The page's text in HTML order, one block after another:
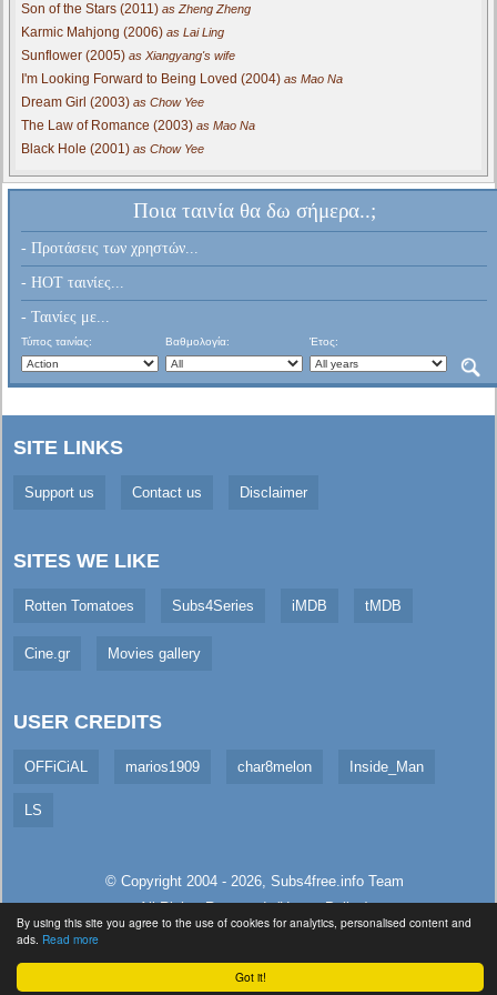
Got it!
By using this site you agree to the use of cookies for analytics, personalised content and
ads. Read more
Son of the Stars (2011) as Zheng Zheng
Karmic Mahjong (2006) as Lai Ling
Sunflower (2005) as Xiangyang's wife
I'm Looking Forward to Being Loved (2004) as Mao Na
Dream Girl (2003) as Chow Yee
The Law of Romance (2003) as Mao Na
Black Hole (2001) as Chow Yee
Ποια ταινία θα δω σήμερα..;
- Προτάσεις των χρηστών...
- HOT ταινίες...
- Ταινίες με...
Τύπος ταινίας: Βαθμολογία: Έτος:
SITE LINKS
Support us Contact us Disclaimer
SITES WE LIKE
Rotten Tomatoes Subs4Series iMDB tMDB
Cine.gr Movies gallery
USER CREDITS
OFFiCiAL marios1909 char8melon Inside_Man
LS
© Copyright 2004 - 2026, Subs4free.infoTeam
All Rights Reserved. (Usage Policy)
Served in 4.62ms (live)